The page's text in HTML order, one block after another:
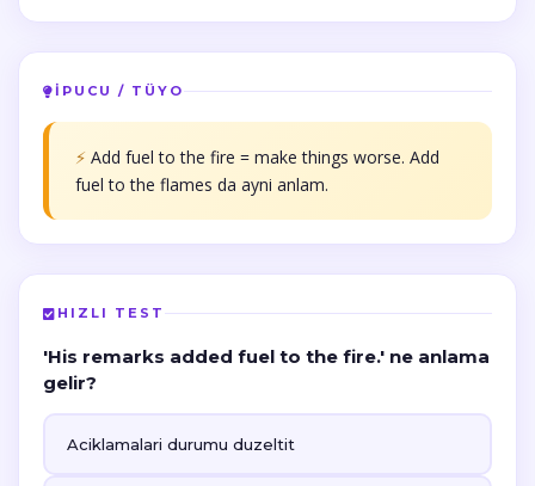
İPUCU / TÜYO
⚡ Add fuel to the fire = make things worse. Add
fuel to the flames da ayni anlam.
HIZLI TEST
'His remarks added fuel to the fire.' ne anlama
gelir?
Aciklamalari durumu duzeltit